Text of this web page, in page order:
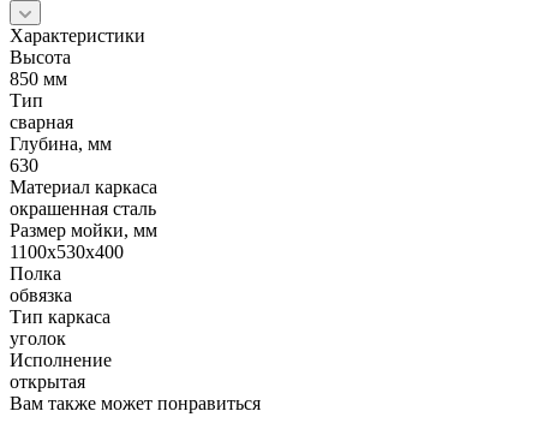
Характеристики
Высота
850 мм
Тип
сварная
Глубина, мм
630
Материал каркаса
окрашенная сталь
Размер мойки, мм
1100х530х400
Полка
обвязка
Тип каркаса
уголок
Исполнение
открытая
Вам также может понравиться